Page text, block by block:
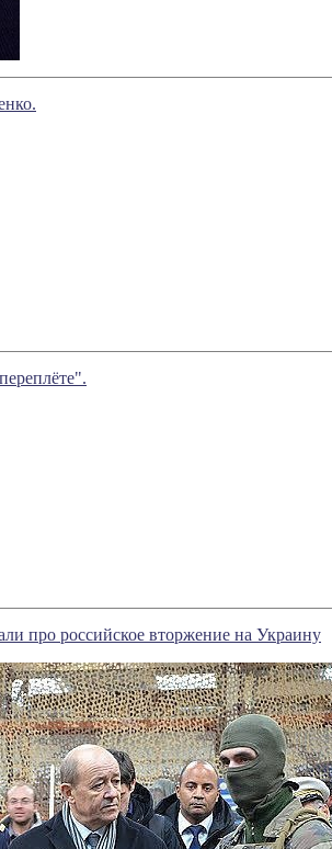
про российское вторжение на Украину